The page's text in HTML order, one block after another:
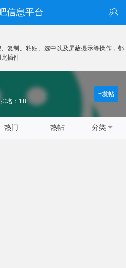
信息平台
复制、粘贴、选中以及屏蔽提示等操作，都
插件
排名：18
+发帖
热门 热帖 分类